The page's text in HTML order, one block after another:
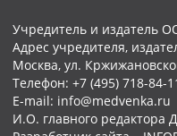
Учредитель и издатель
Адрес учредителя,
Москва, ул.
Телефон: +7 (495) 718-84-
E-mail: info@medvenka.ru
И.О. главного редактора